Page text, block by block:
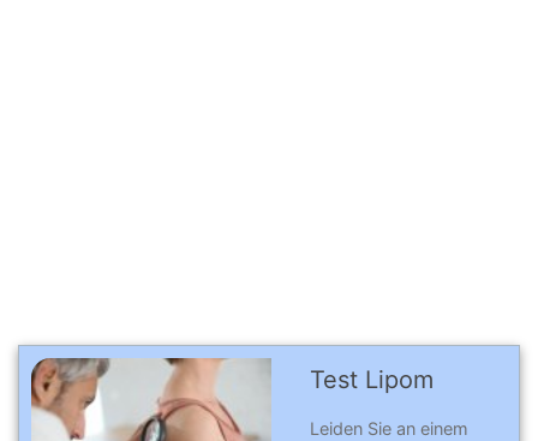
Test Lipom
Leiden Sie an einem